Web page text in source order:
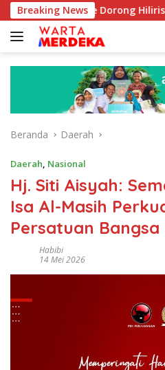
Langsung
ke
konten
Breaking News
Dorong Hilirisasi Potensi
Beranda Daerah
Daerah, Nasional
Hj. Siti Aisyah:
Isa Al-Masih
Persatuan Bangsa
Habibi
14 Mei 2026